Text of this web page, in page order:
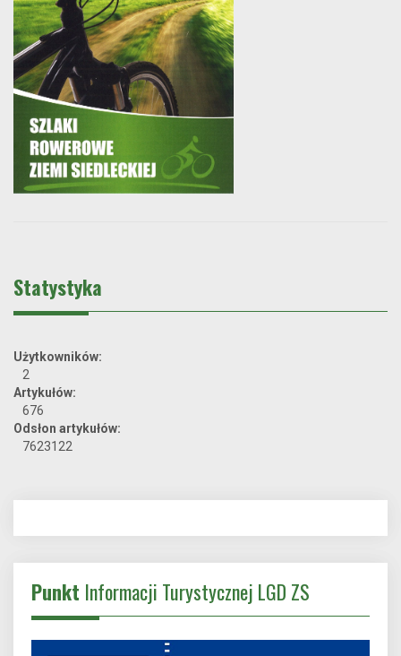
Statystyka
Użytkowników:
2
Artykułów:
676
Odsłon artykułów:
7623122
Punkt Informacji Turystycznej LGD ZS